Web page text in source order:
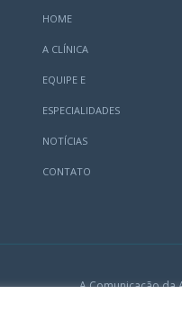
HOME
A CLÍNICA
EQUIPE E
ESPECIALIDADES
NOTÍCIAS
CONTATO
A Comunicação